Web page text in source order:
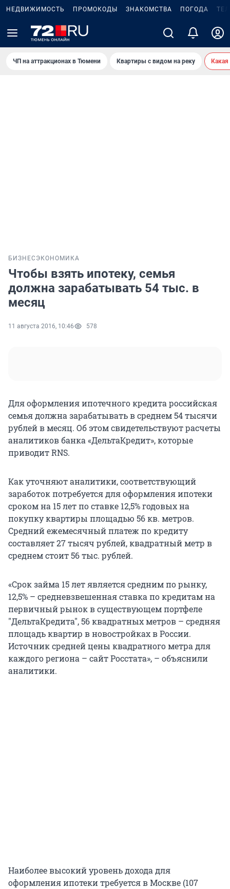
НЕДВИЖИМОСТЬ ПРОМОКОДЫ ЗНАКОМСТВА ПОГОДА
ЧП на аттракционах в Тюмени Квартиры с видом на реку
БИЗНЕС ЭКОНОМИКА
Чтобы взять ипотеку, семья
должна зарабатывать 54 тыс. в
месяц
11 августа 2016, 10:46 578
Для оформления ипотечного кредита российская
семья должна зарабатывать в среднем 54 тысячи
рублей в месяц. Об этом свидетельствуют расчеты
аналитиков банка «ДельтаКредит», которые
приводит RNS.
Как уточняют аналитики, соответствующий
заработок потребуется для оформления ипотеки
сроком на 15 лет по ставке 12,5% годовых на
покупку квартиры площадью 56 кв. метров.
Средний ежемесячный платеж по кредиту
составляет 27 тысяч рублей, квадратный метр в
среднем стоит 56 тыс. рублей.
«Срок займа 15 лет является средним по рынку,
12,5% – средневзвешенная ставка по кредитам на
первичный рынок в существующем портфеле
"ДельтаКредита", 56 квадратных метров – средняя
площадь квартир в новостройках в России.
Источник средней цены квадратного метра для
каждого региона – сайт Росстата», – объяснили
аналитики.
Наиболее высокий уровень дохода для
оформления ипотеки требуется в Москве (107